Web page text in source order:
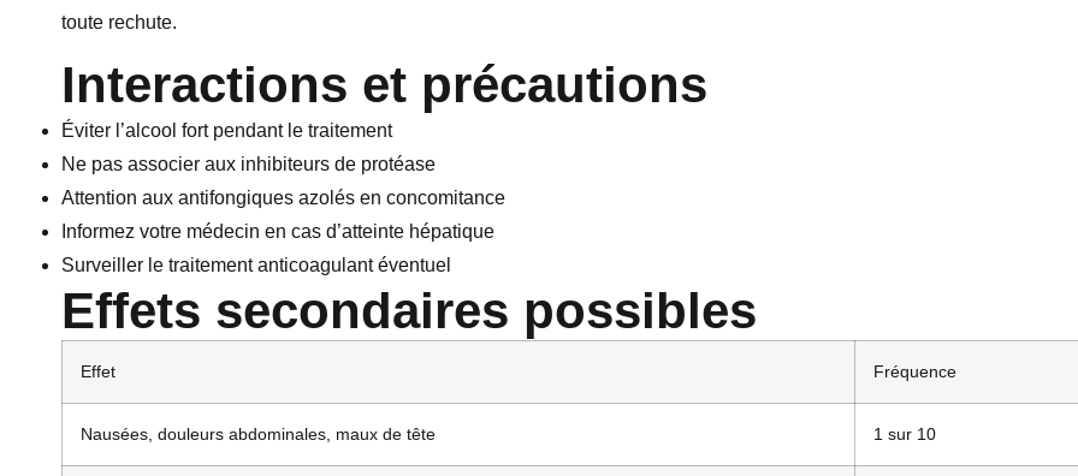
toute rechute.
Interactions et précautions
Éviter l’alcool fort pendant le traitement
Ne pas associer aux inhibiteurs de protéase
Attention aux antifongiques azolés en concomitance
Informez votre médecin en cas d’atteinte hépatique
Surveiller le traitement anticoagulant éventuel
Effets secondaires possibles
Effet Fréquence
Nausées, douleurs abdominales, maux de tête 1 sur 10